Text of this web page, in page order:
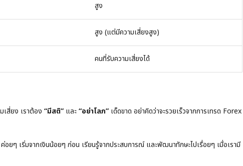
สูง
สูง (แต่มีความเสี่ยงสูง)
คนที่รับความเสี่ยงได้
สี่ยง เราต้อง “มีสติ” และ“อย่าโลภ” เด็ดขาด อย่าคิดว่าจะรวยเร็วจากการเทรด Forex
อยๆ เริ่มจากเงินน้อยๆ ก่อน เรียนรู้จากประสบการณ์ และพัฒนาทักษะไปเรื่อยๆ เมื่อเรามี